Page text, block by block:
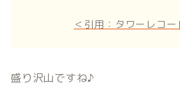
＜引用：タワーレコー
盛り沢山ですね♪